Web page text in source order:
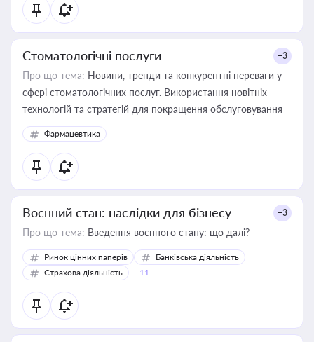
Стоматологічні послуги +3
Про що тема: Новини, тренди та конкурентні переваги у
сфері стоматологічних послуг. Використання новітніх
технологій та стратегій для покращення обслуговування
Фармацевтика
Воєнний стан: наслідки для бізнесу +3
Про що тема: Введення воєнного стану: що далі?
Ринок цінних паперів
Банківська діяльність
Страхова діяльність
+11